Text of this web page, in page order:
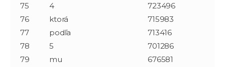
75
4
723496
76
ktorá
715983
77
podľa
713416
78
5
701286
79
mu
676581